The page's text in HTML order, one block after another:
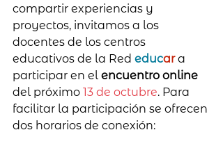
compartir experiencias y
proyectos, invitamos a los
docentes de los centros
educativos de la Red educar a
participar en el encuentro online
del próximo 13 de octubre. Para
facilitar la participación se ofrecen
dos horarios de conexión: